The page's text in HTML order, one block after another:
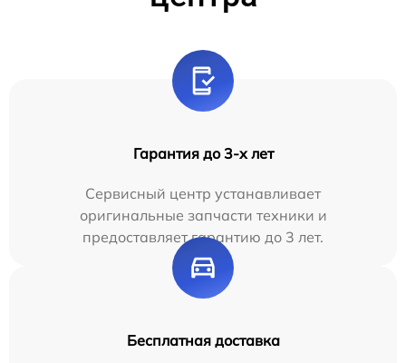
Гарантия до 3-х лет
Сервисный центр устанавливает
оригинальные запчасти техники и
предоставляет гарантию до 3 лет.
Бесплатная доставка